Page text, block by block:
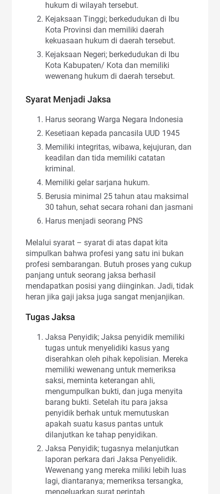
hukum di wilayah tersebut.
Kejaksaan Tinggi; berkedudukan di Ibu
Kota Provinsi dan memiliki daerah
kekuasaan hukum di daerah tersebut.
Kejaksaan Negeri; berkedudukan di Ibu
Kota Kabupaten/ Kota dan memiliki
wewenang hukum di daerah tersebut.
Syarat Menjadi Jaksa
Harus seorang Warga Negara Indonesia
Kesetiaan kepada pancasila UUD 1945
Memiliki integritas, wibawa, kejujuran, dan
keadilan dan tida memiliki catatan
kriminal.
Memiliki gelar sarjana hukum.
Berusia minimal 25 tahun atau maksimal
30 tahun, sehat secara rohani dan jasmani
Harus menjadi seorang PNS
Melalui syarat – syarat di atas dapat kita
simpulkan bahwa profesi yang satu ini bukan
profesi sembarangan. Butuh proses yang cukup
panjang untuk seorang jaksa berhasil
mendapatkan posisi yang diinginkan. Jadi, tidak
heran jika gaji jaksa juga sangat menjanjikan.
Tugas Jaksa
Jaksa Penyidik; Jaksa penyidik memiliki
tugas untuk menyelidiki kasus yang
diserahkan oleh pihak kepolisian. Mereka
memiliki wewenang untuk memeriksa
saksi, meminta keterangan ahli,
mengumpulkan bukti, dan juga menyita
barang bukti. Setelah itu para jaksa
penyidik berhak untuk memutuskan
apakah suatu kasus pantas untuk
dilanjutkan ke tahap penyidikan.
Jaksa Penyidik; tugasnya melanjutkan
laporan perkara dari Jaksa Penyelidik.
Wewenang yang mereka miliki lebih luas
lagi, diantaranya; memeriksa tersangka,
mengeluarkan surat perintah